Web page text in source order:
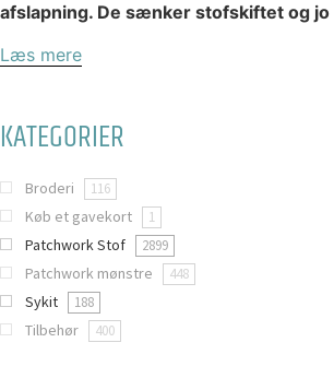
afslapning. De sænker stofskiftet og
Læs mere
KATEGORIER
Broderi 116
Køb et gavekort 1
Patchwork Stof 2899
Patchwork mønstre 448
Sykit 188
Tilbehør 400